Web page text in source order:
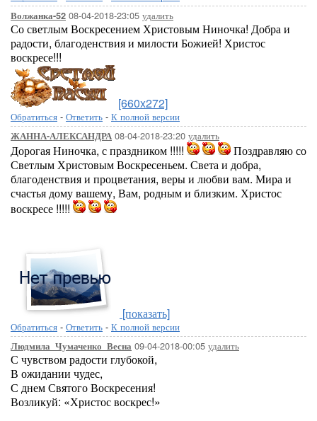
Волжанка-52 08-04-2018-23:05 удалить
Со светлым Воскресением Христовым Ниночка! Добра и
радости, благоденствия и милости Божией! Христос
воскресе!!!
[660x272]
Обратиться - Ответить - К полной версии
ЖАННА-АЛЕКСАНДРА 08-04-2018-23:20 удалить
Дорогая Ниночка, с праздником !!!!!
Поздравляю со
Светлым Христовым Воскресеньем. Света и добра,
благоденствия и процветания, веры и любви вам. Мира и
счастья дому вашему, Вам, родным и близким. Христос
воскресе !!!!!
[показать]
Обратиться - Ответить - К полной версии
Людмила_Чумаченко_Весна 09-04-2018-00:05 удалить
С чувством радости глубокой,
В ожидании чудес,
С днем Святого Воскресения!
Возликуй: «Христос воскрес!»